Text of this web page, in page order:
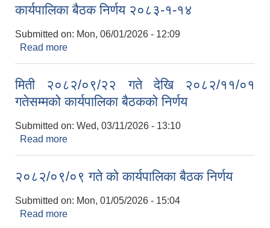
कार्यपालिका बैठक निर्णय २०८३-१-१४
Submitted on: Mon, 06/01/2026 - 12:09
Read more
मिती २०८२/०९/२२ गते देखि २०८२/११/०१
गतेसम्मको कार्यपालिका बैठकको निर्णय
Submitted on: Wed, 03/11/2026 - 13:10
Read more
२०८२/०९/०९ गते को कार्यपालिका बैठक निर्णय
Submitted on: Mon, 01/05/2026 - 15:04
Read more